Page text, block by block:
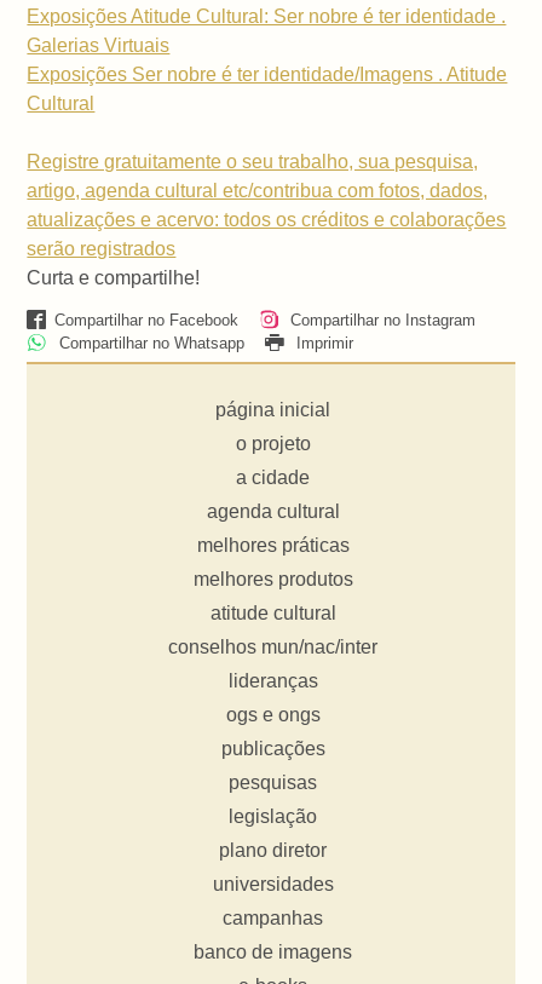
Exposições Atitude Cultural: Ser nobre é ter identidade .
Galerias Virtuais
Exposições Ser nobre é ter identidade/Imagens . Atitude
Cultural
Registre gratuitamente o seu trabalho, sua pesquisa,
artigo, agenda cultural etc/contribua com fotos, dados,
atualizações e acervo: todos os créditos e colaborações
serão registrados
Curta e compartilhe!
Compartilhar no Facebook
Compartilhar no Instagram
Compartilhar no Whatsapp
Imprimir
página inicial
o projeto
a cidade
agenda cultural
melhores práticas
melhores produtos
atitude cultural
conselhos mun/nac/inter
lideranças
ogs e ongs
publicações
pesquisas
legislação
plano diretor
universidades
campanhas
banco de imagens